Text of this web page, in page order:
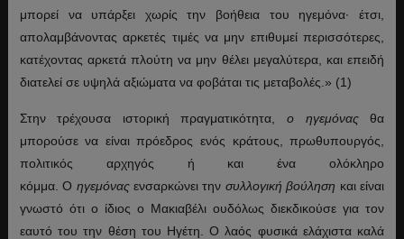
μπορεί να υπάρξει χωρίς την βοήθεια του ηγεμόνα· έτσι,
απολαμβάνοντας αρκετές τιμές να μην επιθυμεί περισσότερες,
κατέχοντας αρκετά πλούτη να μην θέλει μεγαλύτερα, και επειδή
διατελεί σε υψηλά αξιώματα να φοβάται τις μεταβολές.» (1)
Στην τρέχουσα ιστορική πραγματικότητα, ο ηγεμόναςθα
μπορούσε να είναι πρόεδρος ενός κράτους, πρωθυπουργός,
πολιτικός αρχηγός ή και ένα ολόκληρο
κόμμα. Ο ηγεμόναςενσαρκώνει την συλλογική βούληση και είναι
γνωστό ότι ο ίδιος ο Μακιαβέλι ουδόλως διεκδικούσε για τον
εαυτό του την θέση του Ηγέτη. Ο λαός φυσικά ελάχιστα καλά